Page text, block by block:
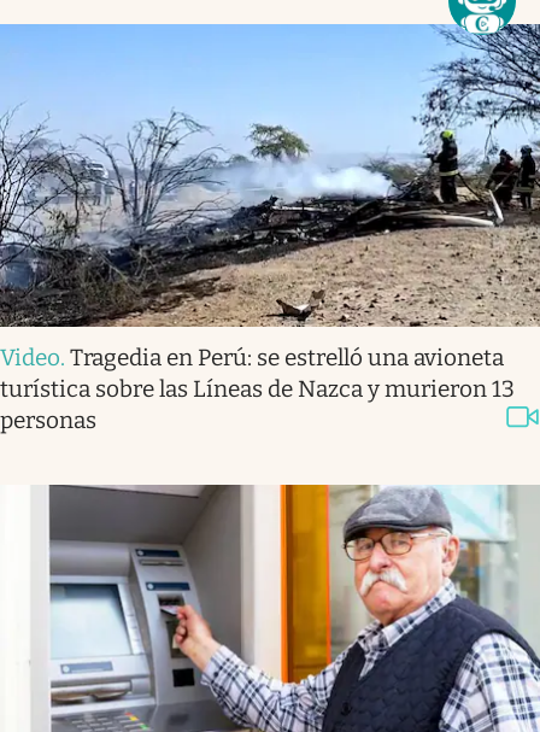
Video. Tragedia en Perú: se estrelló una avioneta
turística sobre las Líneas de Nazca y murieron 13
personas